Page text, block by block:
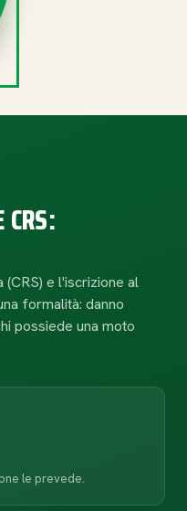
CRS:
e l'iscrizione al
formalità: danno
possiede una moto
le prevede.